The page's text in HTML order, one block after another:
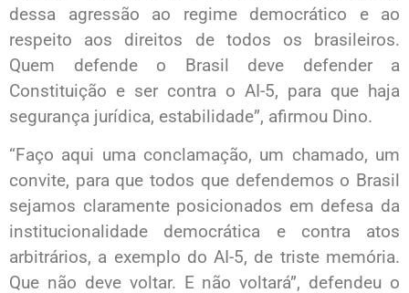
dessa agressão ao regime democrático e ao
respeito aos direitos de todos os brasileiros.
Quem defende o Brasil deve defender a
Constituição e ser contra o AI-5, para que haja
segurança jurídica, estabilidade”, afirmou Dino.
“Faço aqui uma conclamação, um chamado, um
convite, para que todos que defendemos o Brasil
sejamos claramente posicionados em defesa da
institucionalidade democrática e contra atos
arbitrários, a exemplo do AI-5, de triste memória.
Que não deve voltar. E não voltará”, defendeu o